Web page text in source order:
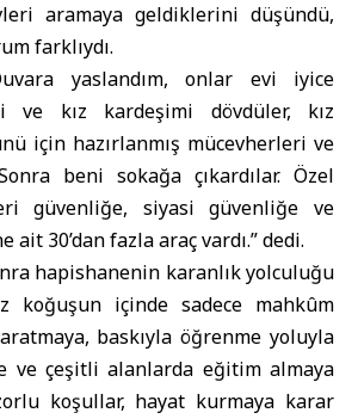
aramaya geldiklerini düşündü,
farklıydı.
yaslandım, onlar evi iyice
ve kız kardeşimi dövdüler, kız
için hazırlanmış mücevherleri ve
beni sokağa çıkardılar. Özel
güvenliğe, siyasi güvenliğe ve
30’dan fazla araç vardı.” dedi.
hapishanenin karanlık yolculuğu
koğuşun içinde sadece mahkûm
baskıyla öğrenme yoluyla
ve çeşitli alanlarda eğitim almaya
koşullar, hayat kurmaya karar